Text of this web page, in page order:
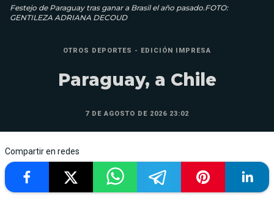
Festejo de Paraguay tras ganar a Brasil el año pasado.FOTO:
GENTILEZA ADRIANA DECOUD
OTROS DEPORTES - EDICIÓN IMPRESA
Paraguay, a Chile
7 DE AGOSTO DE 2026 23:02
Compartir en redes